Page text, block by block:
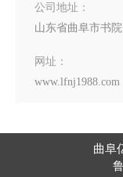
公司地址：
山东省曲阜市书
网址：
www.lfnj1988.com
曲阜